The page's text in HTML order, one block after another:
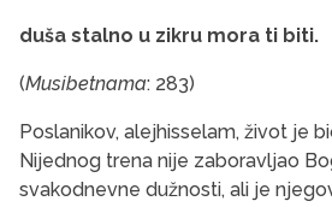
duša stalno u zikru mora ti biti.
(Musibetnama: 283)
Poslanikov, alejhisselam, život je
Nijednog trena nije zaboravljao
svakodnevne dužnosti, ali je